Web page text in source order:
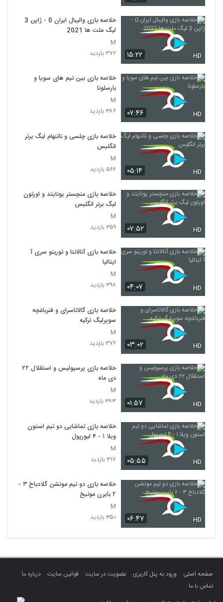
۱۵:۲۲ HD
خلاصه بازی والیبال ایران 0 - ژاپن 3
لیگ ملت ها 2021
M
۳۷۲ بازدید
۰۷:۴۶ HD
خلاصه بازی بین تیم های سویا و
بارسلونا
M
۳۸۶ بازدید
۰۵:۱۴ HD
خلاصه بازی چلسی و تاتنهام لیگ برتر
انگلیس
M
۵۶۶ بازدید
۰۷:۵۲ HD
خلاصه بازی منچستر یونایتد و اورتون
لیگ برتر انگلیس
M
۳۵۹ بازدید
۰۴:۰۷ HD
خلاصه بازی آتالانتا و تورینو سری آ
ایتالیا
M
۳۹۸ بازدید
۰۳:۰۲ HD
خلاصه بازی گالاتاسرای و فنرباغچه
سوپرلیگ ترکیه
M
۳۷۶ بازدید
۰۱:۵۷ HD
خلاصه بازی پرسپولیس و استقلال ۲۲
دی ماه
M
۳۸۳ بازدید
۰۵:۵۵ HD
خلاصه بازی تماشایی دو تیم استون
ویلا ۱ - ۴ لیورپول
M
۳۱۷ بازدید
۰۶:۴۷ HD
خلاصه بازی دو تیم مونشن گلادباخ ۳ -
۲ بایرن مونیخ
M
۳۵۰ بازدید
صفحه اصلی ورود به پنل کاربری عضویت در سایت قوانین سایت
درباره ما
تماس با ما